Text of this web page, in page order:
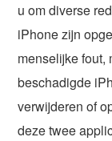
u om diverse
iPhone zijn
menselijke fout,
beschadigde
verwijderen of
deze twee